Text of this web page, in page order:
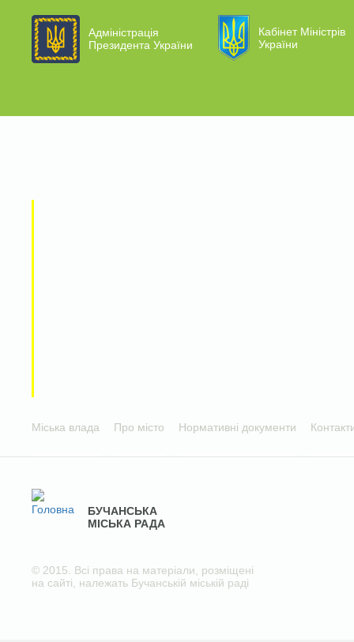
Адміністрація
Президента України
Кабінет Міністрів
України
Міська влада Про місто Нормативні документи
БУЧАНСЬКА
МІСЬКА РАДА
© 2015. Всі права на матеріали, розміщені
на сайті, належать Бучанській міській раді